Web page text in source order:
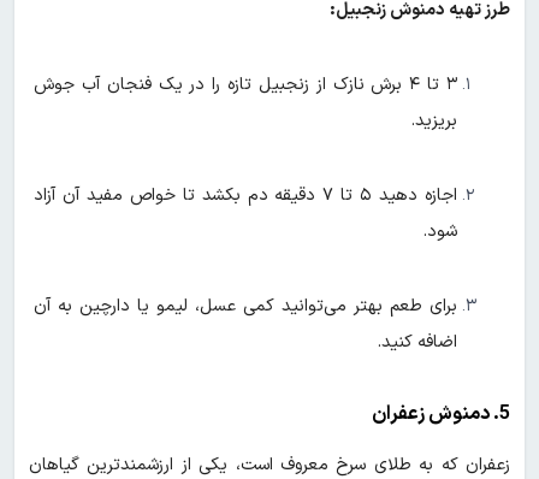
طرز تهیه دمنوش زنجبیل:
۳ تا ۴ برش نازک از زنجبیل تازه را در یک فنجان آب جوش
بریزید.
اجازه دهید ۵ تا ۷ دقیقه دم بکشد تا خواص مفید آن آزاد
شود.
برای طعم بهتر می‌توانید کمی عسل، لیمو یا دارچین به آن
اضافه کنید.
5. دمنوش زعفران
زعفران که به طلای سرخ معروف است، یکی از ارزشمندترین گیاهان